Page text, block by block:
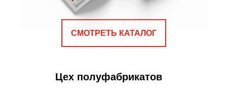
СМОТРЕТЬ КАТАЛОГ
Цех полуфабрикатов